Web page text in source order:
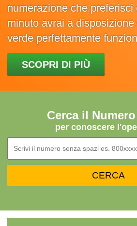
numerazione che preferisci
minuto avrai a
verde perfettamente
SCOPRI DI PIÙ
Cerca il
per conoscere